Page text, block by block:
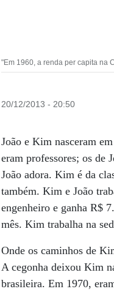
"Em 1960, a renda per capita na
20/12/2013 - 20:50
João e Kim nasceram
eram professores; os de
João adora. Kim é da
também. Kim e João
engenheiro e ganha R$
mês. Kim trabalha na
Onde os caminhos de
A cegonha deixou Kim
brasileira. Em 1970,